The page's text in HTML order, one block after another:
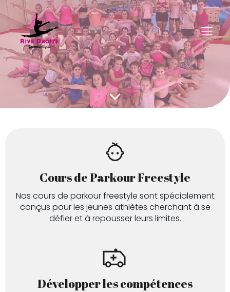
Cours de Parkour Freestyle
Nos cours de parkour freestyle sont spécialement
conçus pour les jeunes athlètes cherchant à se
défier et à repousser leurs limites.
Développer les compétences